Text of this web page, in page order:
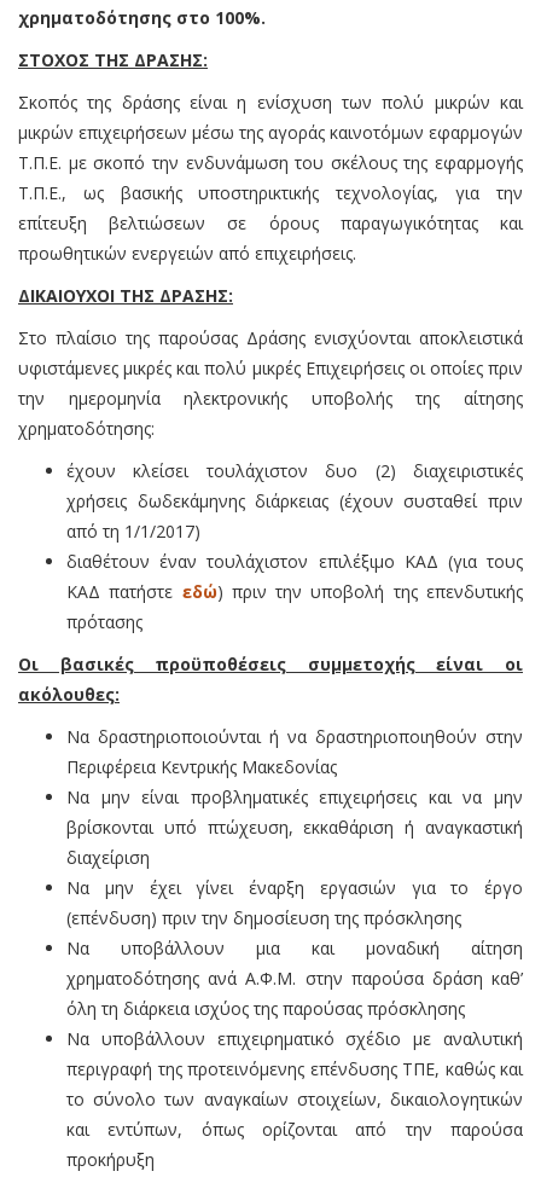
χρηματοδότησης στο 100%.
ΣΤΟΧΟΣ ΤΗΣ ΔΡΑΣΗΣ:
Σκοπός της δράσης είναι η ενίσχυση των πολύ μικρών και
μικρών επιχειρήσεων μέσω της αγοράς καινοτόμων εφαρμογών
Τ.Π.Ε. με σκοπό την ενδυνάμωση του σκέλους της εφαρμογής
Τ.Π.Ε., ως βασικής υποστηρικτικής τεχνολογίας, για την
επίτευξη βελτιώσεων σε όρους παραγωγικότητας και
προωθητικών ενεργειών από επιχειρήσεις.
ΔΙΚΑΙΟΥΧΟΙ ΤΗΣ ΔΡΑΣΗΣ:
Στο πλαίσιο της παρούσας Δράσης ενισχύονται αποκλειστικά
υφιστάμενες μικρές και πολύ μικρές Επιχειρήσεις οι οποίες πριν
την ημερομηνία ηλεκτρονικής υποβολής της αίτησης
χρηματοδότησης:
έχουν κλείσει τουλάχιστον δυο (2) διαχειριστικές
χρήσεις δωδεκάμηνης διάρκειας (έχουν συσταθεί πριν
από τη 1/1/2017)
διαθέτουν έναν τουλάχιστον επιλέξιμο ΚΑΔ (για τους
ΚΑΔ πατήστε εδώ) πριν την υποβολή της επενδυτικής
πρότασης
Οι βασικές προϋποθέσεις συμμετοχής είναι οι
ακόλουθες:
Να δραστηριοποιούνται ή να δραστηριοποιηθούν στην
Περιφέρεια Κεντρικής Μακεδονίας
Να μην είναι προβληματικές επιχειρήσεις και να μην
βρίσκονται υπό πτώχευση, εκκαθάριση ή αναγκαστική
διαχείριση
Να μην έχει γίνει έναρξη εργασιών για το έργο
(επένδυση) πριν την δημοσίευση της πρόσκλησης
Να υποβάλλουν μια και μοναδική αίτηση
χρηματοδότησης ανά Α.Φ.Μ. στην παρούσα δράση καθ’
όλη τη διάρκεια ισχύος της παρούσας πρόσκλησης
Να υποβάλλουν επιχειρηματικό σχέδιο με αναλυτική
περιγραφή της προτεινόμενης επένδυσης ΤΠΕ, καθώς και
το σύνολο των αναγκαίων στοιχείων, δικαιολογητικών
και εντύπων, όπως ορίζονται από την παρούσα
προκήρυξη